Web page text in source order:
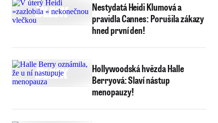
Nestydatá Heidi Klumová a
pravidla Cannes: Porušila zákazy
hned první den!
Hollywoodská hvězda Halle
Berryová: Slaví nástup
menopauzy!